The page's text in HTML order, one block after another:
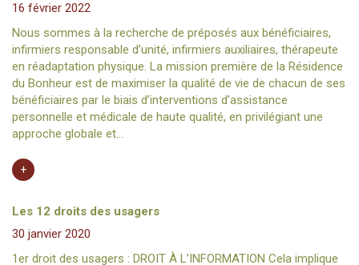
16 février 2022
Nous sommes à la recherche de préposés aux bénéficiaires,
infirmiers responsable d’unité, infirmiers auxiliaires, thérapeute
en réadaptation physique. La mission première de la Résidence
du Bonheur est de maximiser la qualité de vie de chacun de ses
bénéficiaires par le biais d’interventions d’assistance
personnelle et médicale de haute qualité, en privilégiant une
approche globale et…
+
Les 12 droits des usagers
30 janvier 2020
1er droit des usagers : DROIT À L’INFORMATION Cela implique